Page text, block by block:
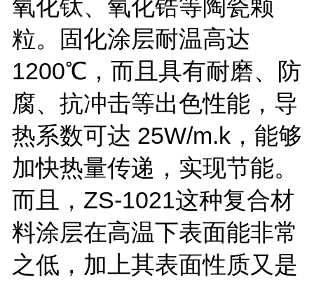
氧化钛、氧化锆等陶瓷颗
粒。固化涂层耐温高达
1200℃，而且具有耐磨、防
腐、抗冲击等出色性能，导
热系数可达 25W/m.k，能够
加快热量传递，实现节能。
而且， ZS-1021这种复合材
料涂层在高温下表面能非常
之低，加上其表面性质又是